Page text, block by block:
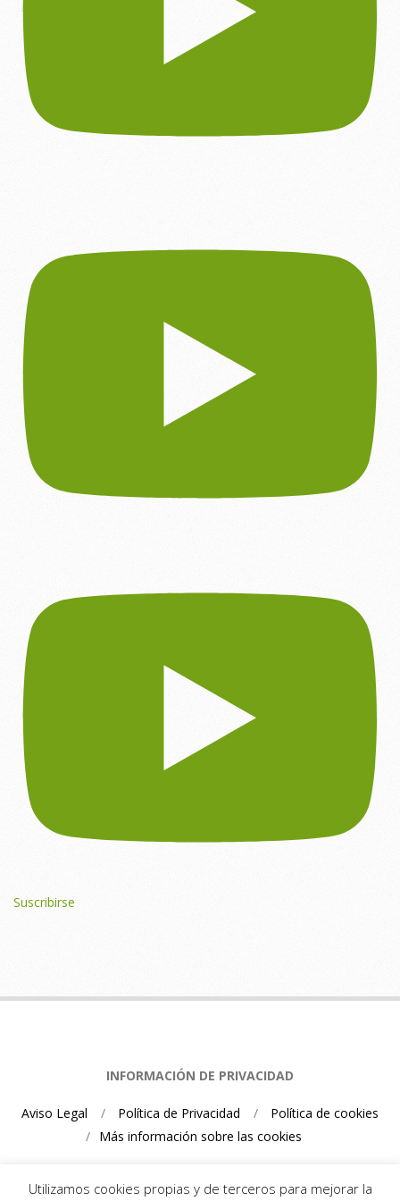
Suscribirse
INFORMACIÓN DE PRIVACIDAD
Aviso Legal Política de Privacidad
Política de cookies
Más información sobre las cookies
Utilizamos cookies propias y de terceros para mejorar la